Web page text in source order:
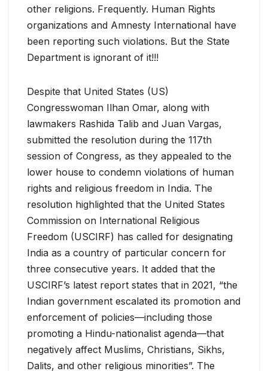
other religions. Frequently. Human Rights
organizations and Amnesty International have
been reporting such violations. But the State
Department is ignorant of it!!!
Despite that United States (US)
Congresswoman Ilhan Omar, along with
lawmakers Rashida Talib and Juan Vargas,
submitted the resolution during the 117th
session of Congress, as they appealed to the
lower house to condemn violations of human
rights and religious freedom in India. The
resolution highlighted that the United States
Commission on International Religious
Freedom (USCIRF) has called for designating
India as a country of particular concern for
three consecutive years. It added that the
USCIRF’s latest report states that in 2021, “the
Indian government escalated its promotion and
enforcement of policies—including those
promoting a Hindu-nationalist agenda—that
negatively affect Muslims, Christians, Sikhs,
Dalits, and other religious minorities”. The